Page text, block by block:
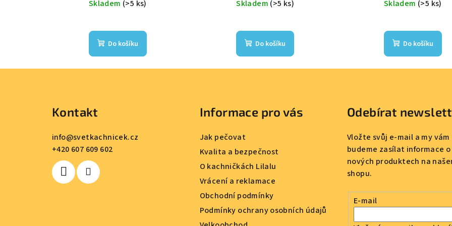
Skladem (>5 ks)
Do košíku
Skladem (>5 ks)
Do košíku
Skladem (>5 ks)
Do košíku
Kontakt
info@svetkachnicek.cz
+420 607 609 602
Informace pro vás
Jak pečovat
Kvalita a bezpečnost
O kachničkách Lilalu
Vrácení a reklamace
Obchodní podmínky
Podmínky ochrany osobních údajů
Odebírat
Vložte svůj e-mail a my vám
budeme zasílat informace o
nových produktech na
shopu.
E-mail